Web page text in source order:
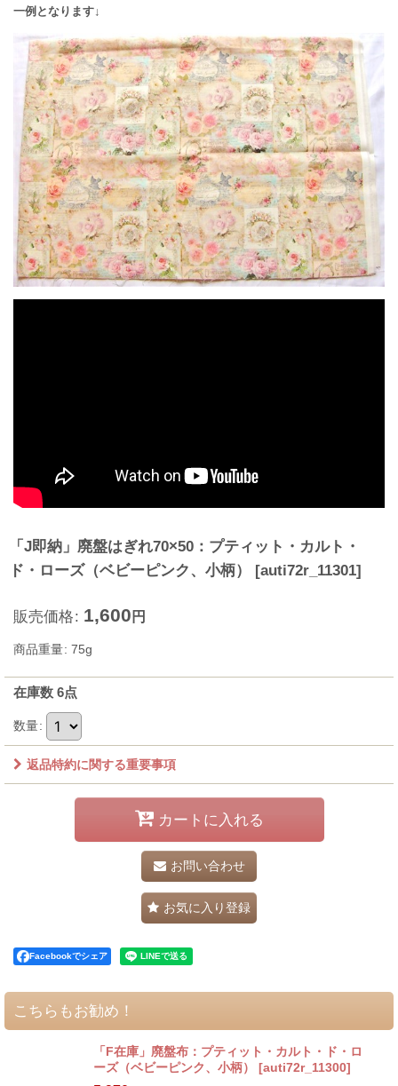
一例となります↓
「J即納」廃盤はぎれ70×50：プティット・カルト・
ド・ローズ（ベビーピンク、小柄）
[auti72r_11301]
販売価格: 1,600 円
商品重量: 75g
在庫数 6点
数量:
返品特約に関する重要事項
カートに入れる
お問い合わせ
お気に入り登録
Facebookでシェア
こちらもお勧め！
「F在庫」廃盤布：プティット・カルト・ド・ロ
ーズ（ベビーピンク、小柄）
[auti72r_11300]